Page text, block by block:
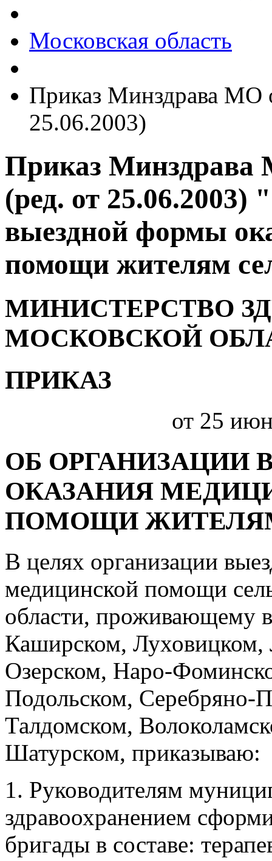
Московская область
Приказ Минздрава МО
25.06.2003)
Приказ Минздрава
(ред. от 25.06.2003)
выездной формы
помощи жителям
МИНИСТЕРСТВО
МОСКОВСКОЙ
ПРИКАЗ
от 25
ОБ ОРГАНИЗАЦИИ
ОКАЗАНИЯ
ПОМОЩИ
В целях организации
медицинской помощи
области, проживающему
Каширском,
Озерском, Наро-
Подольском, Серебряно-
Талдомском,
Шатурском, приказываю:
1. Руководителям
здравоохранением
бригады в составе: